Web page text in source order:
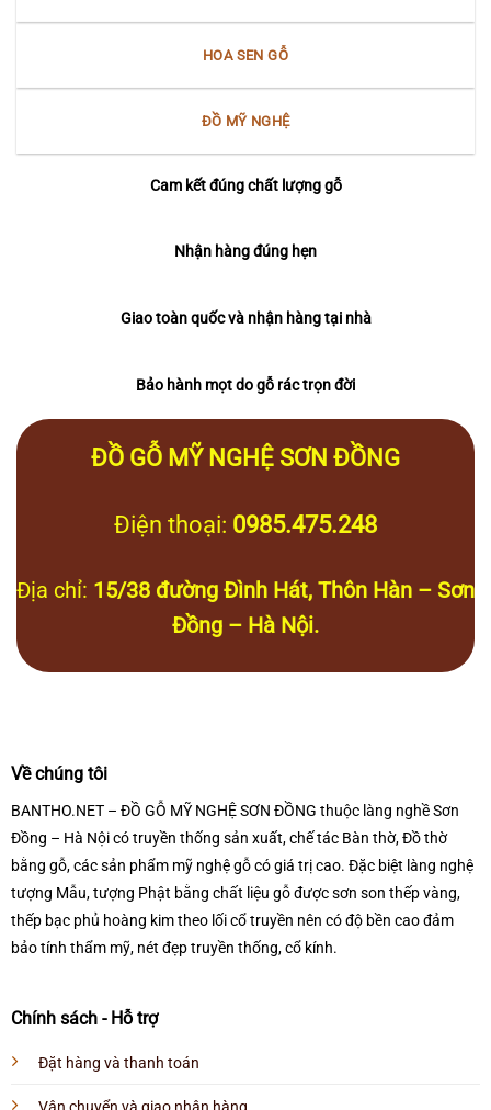
HOA SEN GỖ
ĐỒ MỸ NGHỆ
Cam kết đúng chất lượng gỗ
Nhận hàng đúng hẹn
Giao toàn quốc và nhận hàng tại nhà
Bảo hành mọt do gỗ rác trọn đời
ĐỒ GỖ MỸ NGHỆ SƠN ĐỒNG
Điện thoại: 0985.475.248
Địa chỉ: 15/38 đường Đình Hát, Thôn Hàn – Sơn
Đồng – Hà Nội.
Về chúng tôi
BANTHO.NET – ĐỒ GỖ MỸ NGHỆ SƠN ĐỒNG thuộc làng nghề Sơn
Đồng – Hà Nội có truyền thống sản xuất, chế tác Bàn thờ, Đồ thờ
bằng gỗ, các sản phẩm mỹ nghệ gỗ có giá trị cao. Đặc biệt làng nghệ
tượng Mẫu, tượng Phật bằng chất liệu gỗ được sơn son thếp vàng,
thếp bạc phủ hoàng kim theo lối cổ truyền nên có độ bền cao đảm
bảo tính thẩm mỹ, nét đẹp truyền thống, cổ kính.
Chính sách - Hỗ trợ
Đặt hàng và thanh toán